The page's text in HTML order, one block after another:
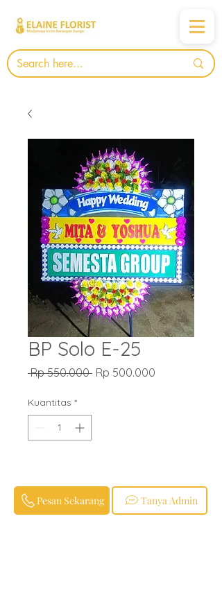
BP Solo E-25
Rp 550.000 Harga
Rp 500.000
Kuantitas *
Tanya Admin
Pesan Sekarang